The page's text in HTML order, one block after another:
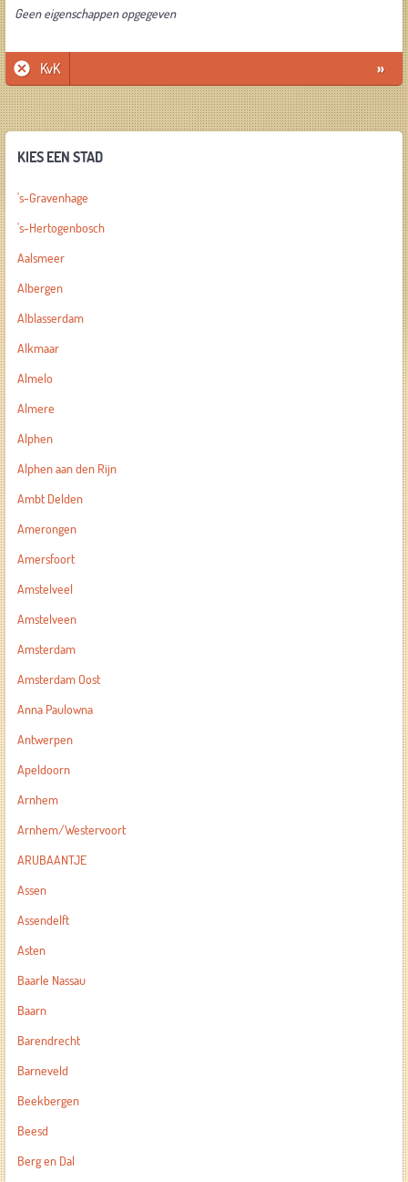
Geen eigenschappen opgegeven
KvK »
KIES EEN STAD
's-Gravenhage
's-Hertogenbosch
Aalsmeer
Albergen
Alblasserdam
Alkmaar
Almelo
Almere
Alphen
Alphen aan den Rijn
Ambt Delden
Amerongen
Amersfoort
Amstelveel
Amstelveen
Amsterdam
Amsterdam Oost
Anna Paulowna
Antwerpen
Apeldoorn
Arnhem
Arnhem/Westervoort
ARUBAANTJE
Assen
Assendelft
Asten
Baarle Nassau
Baarn
Barendrecht
Barneveld
Beekbergen
Beesd
Berg en Dal